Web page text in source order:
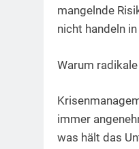
mangelnde
nicht handeln
Warum
immer
was hält das